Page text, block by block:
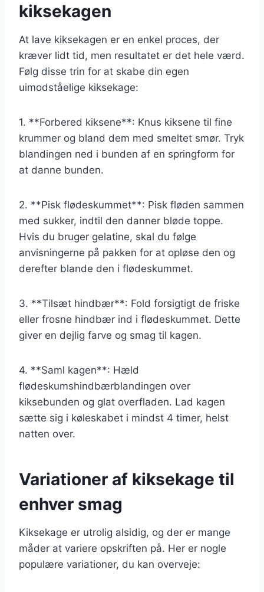
kiksekagen
At lave kiksekagen er en enkel proces, der
kræver lidt tid, men resultatet er det hele værd.
Følg disse trin for at skabe din egen
uimodståelige kiksekage:
1. **Forbered kiksene**: Knus kiksene til fine
krummer og bland dem med smeltet smør. Tryk
blandingen ned i bunden af en springform for
at danne bunden.
2. **Pisk flødeskummet**: Pisk fløden sammen
med sukker, indtil den danner bløde toppe.
Hvis du bruger gelatine, skal du følge
anvisningerne på pakken for at opløse den og
derefter blande den i flødeskummet.
3. **Tilsæt hindbær**: Fold forsigtigt de friske
eller frosne hindbær ind i flødeskummet. Dette
giver en dejlig farve og smag til kagen.
4. **Saml kagen**: Hæld
flødeskumshindbærblandingen over
kiksebunden og glat overfladen. Lad kagen
sætte sig i køleskabet i mindst 4 timer, helst
natten over.
Variationer af kiksekage til
enhver smag
Kiksekage er utrolig alsidig, og der er mange
måder at variere opskriften på. Her er nogle
populære variationer, du kan overveje: